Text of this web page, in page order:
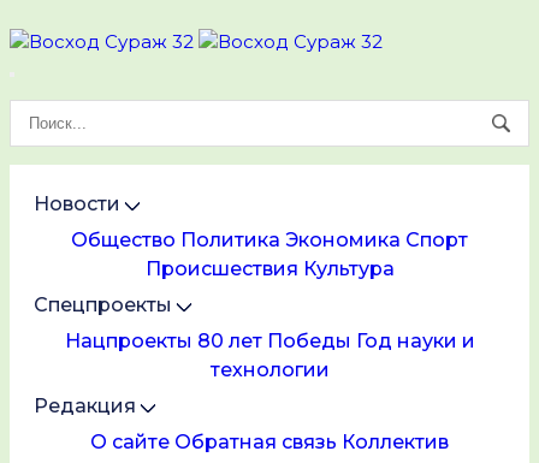
Новости
Общество Политика Экономика Спорт
Происшествия Культура
Спецпроекты
Нацпроекты 80 лет Победы Год науки и
технологии
Редакция
О сайте Обратная связь Коллектив